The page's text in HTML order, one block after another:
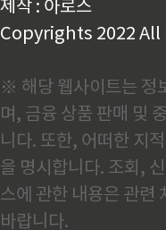
제작 : 아로스
Copyrights 2022 All
※ 해당 웹사이트는 정
며, 금융 상품 판매 및
니다. 또한, 어떠한 지
을 명시합니다. 조회,
스에 관한 내용은 관련
바랍니다.